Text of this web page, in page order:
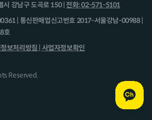
강남구 도곡로 150 | 전화: 02-571-5101
| 통신판매업신고번호 2017-서울강남-00988 |
호
보처리방침 | 사업자정보확인
Reserved.